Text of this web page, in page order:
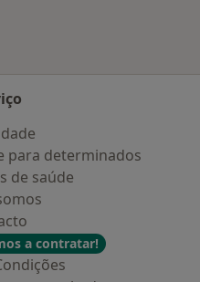
para determinados
de saúde
a contratar!